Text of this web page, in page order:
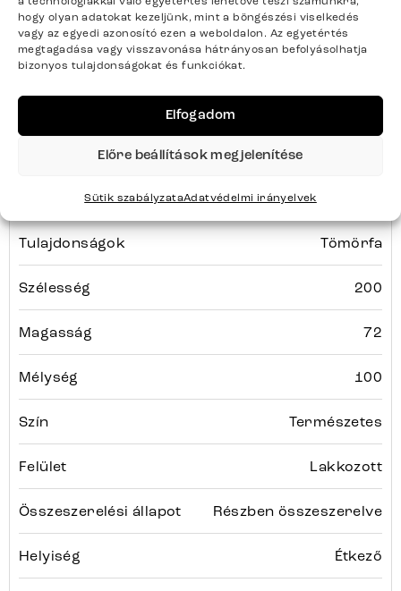
hogy olyan adatokat kezeljünk, mint a böngészési viselkedés
vagy az egyedi azonosító ezen a weboldalon. Az egyetértés
megtagadása vagy visszavonása hátrányosan befolyásolhatja
bizonyos tulajdonságokat és funkciókat.
Elfogadom
Előre beállítások megjelenítése
Sütik szabályzataAdatvédelmi irányelvek
Termék paraméterei
Termék súlya kg-ban
Bútortípus Étkezőasztalok
Tulajdonságok Tömörfa
Szélesség 200
Magasság 72
Mélység 100
Szín Természetes
Felület Lakkozott
Összeszerelési állapot Részben összeszerelve
Helyiség Étkező